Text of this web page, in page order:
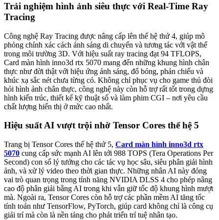
Trải nghiệm hình ảnh siêu thực với Real-Time Ray
Tracing
Công nghệ Ray Tracing được nâng cấp lên thế hệ thứ 4, giúp mô
phỏng chính xác cách ánh sáng di chuyển và tương tác với vật thể
trong môi trường 3D. Với hiệu suất ray tracing đạt 94 TFLOPS,
Card màn hình inno3d rtx 5070 mang đến những khung hình chân
thực như đời thật với hiệu ứng ánh sáng, đổ bóng, phản chiếu và
khúc xạ sắc nét chưa từng có. Không chỉ phục vụ cho game thủ đòi
hỏi hình ảnh chân thực, công nghệ này còn hỗ trợ rất tốt trong dựng
hình kiến trúc, thiết kế kỹ thuật số và làm phim CGI – nơi yêu cầu
chất lượng hiển thị ở mức cao nhất.
Hiệu suất AI vượt trội nhờ Tensor Cores thế hệ 5
Trang bị Tensor Cores thế hệ thứ 5, Card màn hình inno3d rtx
5070 cung cấp sức mạnh AI lên tới 988 TOPS (Tera Operations Per
Second) con số lý tưởng cho các tác vụ học sâu, siêu phân giải hình
ảnh, và xử lý video theo thời gian thực. Những nhân AI này đóng
vai trò quan trọng trong tính năng NVIDIA DLSS 4 cho phép nâng
cao độ phân giải bằng AI trong khi vẫn giữ tốc độ khung hình mượt
mà. Ngoài ra, Tensor Cores còn hỗ trợ các phần mềm AI tăng tốc
tính toán như TensorFlow, PyTorch, giúp card không chỉ là công cụ
giải trí mà còn là nền tảng cho phát triển trí tuệ nhân tạo.